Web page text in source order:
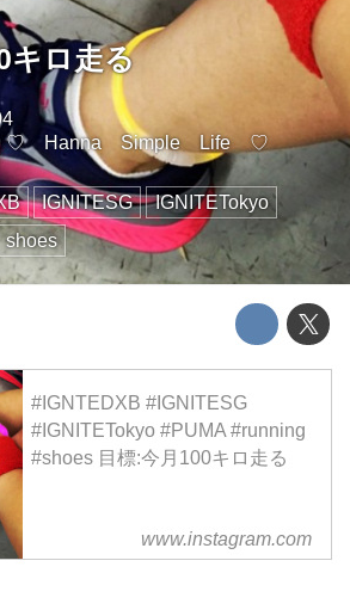
キロ走る
♡ Hanna Simple Life ♡
IGNITESG
IGNITETokyo
shoes
#IGNTEDXB #IGNITESG
#IGNITETokyo #PUMA #running
#shoes 目標:今月100キロ走る
www.instagram.com